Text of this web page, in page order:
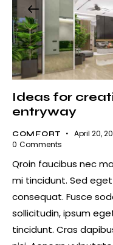
Ideas for
entryway
COMFORT April 20,
0 Comments
Qroin faucibus nec
mi tincidunt. Sed
consequat. Fusce
sollicitudin, ipsum
tincidunt. Cras